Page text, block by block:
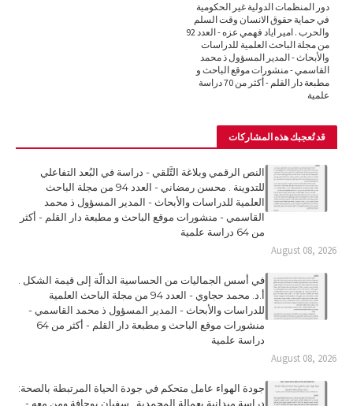
دور المنظمات الدولية غير الحكومية
في حماية حقوق الانسان وقت السلم
والحرب . امير اياد فهمي عزه - العدد 92
من مجلة الباحث العلمية للدراسات
والأبحاث - المدير المسؤول ذ محمد
القاسمي - منشورات موقع الباحث و
مطبعة دار القلم - أكثر من 70 دراسة
علمية
قد تُعجبك هذه المشاركات
النص الرقمي وبلاغة التَّلقي - دراسة في البُعد التفاعلي
للتدوينة . محسن رمضاني - العدد 94 من مجلة الباحث
العلمية للدراسات والأبحاث - المدير المسؤول ذ محمد
القاسمي - منشورات موقع الباحث و مطبعة دار القلم - أكثر
من 64 دراسة علمية
August 08, 2026
في أسس الجماليات من الحساسية الدالّة إلى قيمة الشكل .
أ.د. محمد حجاوي - العدد 94 من مجلة الباحث العلمية
للدراسات والأبحاث - المدير المسؤول ذ محمد القاسمي -
منشورات موقع الباحث و مطبعة دار القلم - أكثر من 64
دراسة علمية
August 08, 2026
جودة الهواء عامل متحكم في جودة الحياة المرتبطة بالصحة:
دراسة ميدانية بعمالة المحمدية . سفيان بوحافة ومن معه -